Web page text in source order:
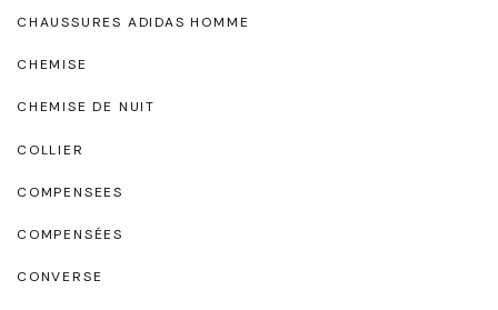
CHAUSSURES ADIDAS HOMME
CHEMISE
CHEMISE DE NUIT
COLLIER
COMPENSEES
COMPENSÉES
CONVERSE